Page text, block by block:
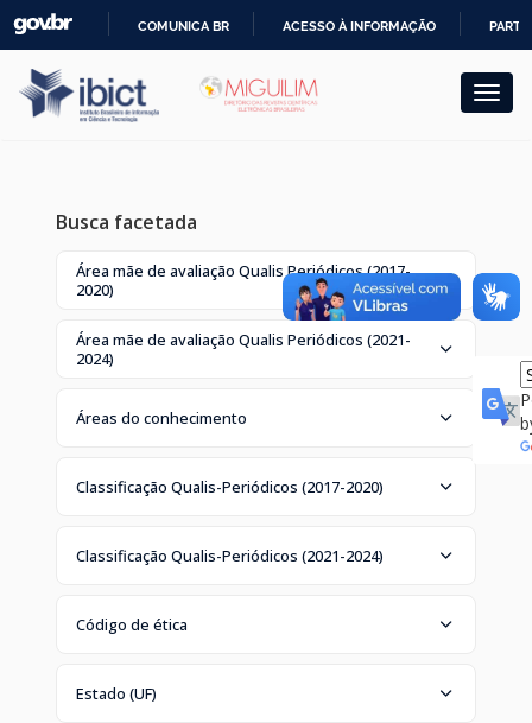
navigation
PARA
O
COMUNICA BR ACESSO À INFORMAÇÃO
Busca facetada
Área mãe de avaliação Qualis Periódicos (2017-
2020)
Área mãe de avaliação Qualis Periódicos (2021-
2024)
Áreas do conhecimento
Classificação Qualis-Periódicos (2017-2020)
Classificação Qualis-Periódicos (2021-2024)
Código de ética
Estado (UF)